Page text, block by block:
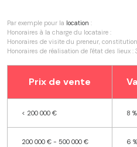
Par exemple pour la location :
Honoraires à la charge du locataire :
Honoraires de visite du preneur,
Honoraires de réalisation de l'état des lieux :
Prix de vente
< 200 000 € 8 %
200 000 € - 500 000 € 6 %